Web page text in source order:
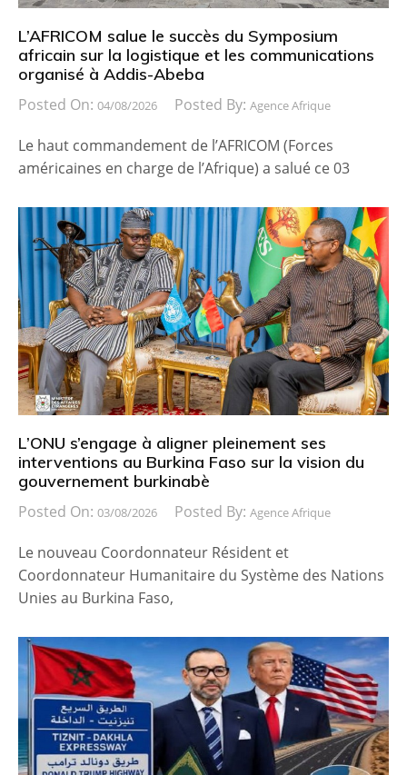
L’AFRICOM salue le succès du Symposium
africain sur la logistique et les communications
organisé à Addis-Abeba
Posted On: 04/08/2026 Posted By: Agence Afrique
Le haut commandement de l’AFRICOM (Forces
américaines en charge de l’Afrique) a salué ce 03
L’ONU s’engage à aligner pleinement ses
interventions au Burkina Faso sur la vision du
gouvernement burkinabè
Posted On: 03/08/2026 Posted By: Agence Afrique
Le nouveau Coordonnateur Résident et
Coordonnateur Humanitaire du Système des Nations
Unies au Burkina Faso,